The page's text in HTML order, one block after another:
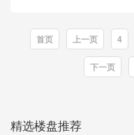
首页 上一页 4
下一页
精选楼盘推荐